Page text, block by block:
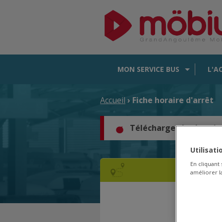
MON SERVICE BUS
Accueil › Fiche horaire d'arrêt
Téléchargez les
En
améliorer